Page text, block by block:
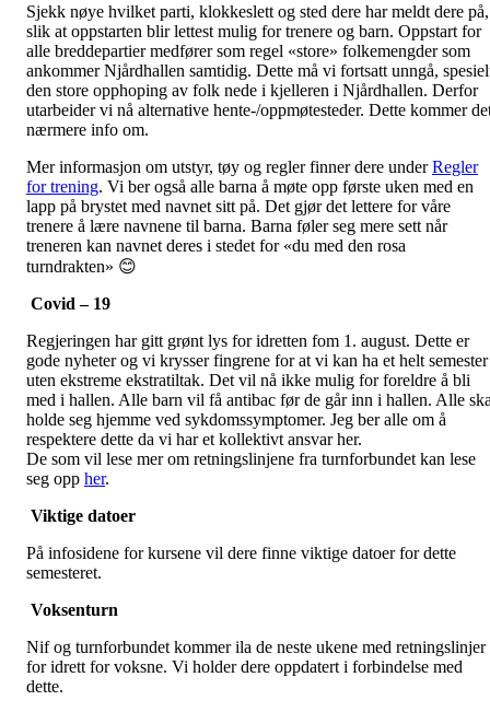
Sjekk nøye hvilket parti, klokkeslett og sted dere har meldt dere på,
slik at oppstarten blir lettest mulig for trenere og barn. Oppstart for
alle breddepartier medfører som regel «store» folkemengder som
ankommer Njårdhallen samtidig. Dette må vi fortsatt unngå,
den store opphoping av folk nede i kjelleren i Njårdhallen. Derfor
utarbeider vi nå alternative hente-/oppmøtesteder. Dette kommer
nærmere info om.
Mer informasjon om utstyr, tøy og regler finner dere underRegler
for trening. Vi ber også alle barna å møte opp første uken med en
lapp på brystet med navnet sitt på. Det gjør det lettere for våre
trenere å lære navnene til barna. Barna føler seg mere sett når
treneren kan navnet deres i stedet for «du med den rosa
turndrakten» 😊
Covid – 19
Regjeringen har gitt grønt lys for idretten fom 1. august. Dette er
gode nyheter og vi krysser fingrene for at vi kan ha et helt semester
uten ekstreme ekstratiltak. Det vil nå ikke mulig for foreldre å bli
med i hallen. Alle barn vil få antibac før de går inn i hallen. Alle
holde seg hjemme ved sykdomssymptomer. Jeg ber alle om å
respektere dette da vi har et kollektivt ansvar her.
De som vil lese mer om retningslinjene fra turnforbundet kan lese
seg opp her.
Viktige datoer
På infosidene for kursene vil dere finne viktige datoer for dette
semesteret.
Voksenturn
Nif og turnforbundet kommer ila de neste ukene med retningslinjer
for idrett for voksne. Vi holder dere oppdatert i forbindelse med
dette.